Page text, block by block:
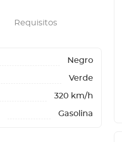
Requisitos
Negro
Verde
320 km/h
Gasolina